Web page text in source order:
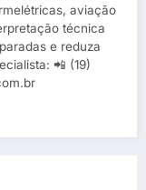
aviação
técnica
e reduza
📲 (19)